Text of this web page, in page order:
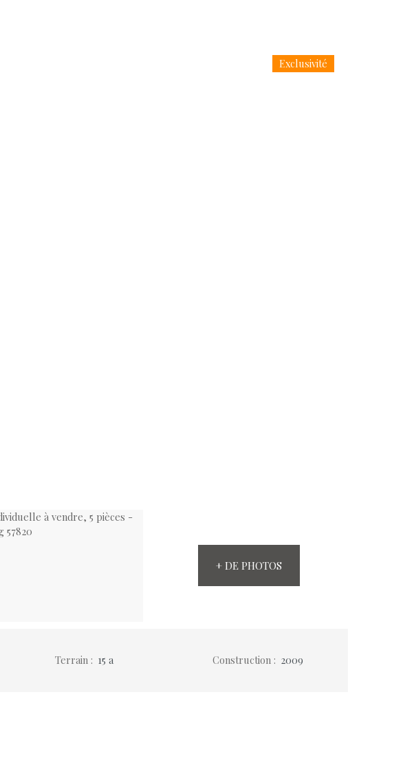
Exclusivité
+ DE PHOTOS
Terrain : 15 a Construction : 2009